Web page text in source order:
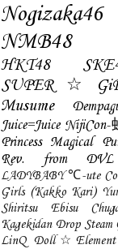
Nogizaka46
NMB48
HKT48
Musume
Juice=Juice
Princess Magical
Rev. from DVL
LADYBABY ℃-ute
Girls (Kakko Kari)
Shiritsu Ebisu
Kagekidan Drop Steam
LinQ Doll☆Element